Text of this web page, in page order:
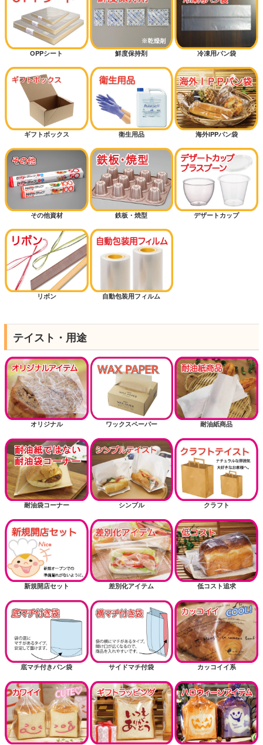
OPPシート 鮮度保持剤 冷凍用パン袋
ギフトボックス 衛生用品 海外IPPパン袋
その他資材 鉄板・焼型 デザートカップ
リボン 自動包装用フィルム
テイスト・用途
オリジナル ワックスペーパー 耐油紙商品
耐油袋コーナー シンプル クラフト
新規開店セット 差別化アイテム 低コスト追求
底マチ付きパン袋 サイドマチ付袋 カッコイイ系